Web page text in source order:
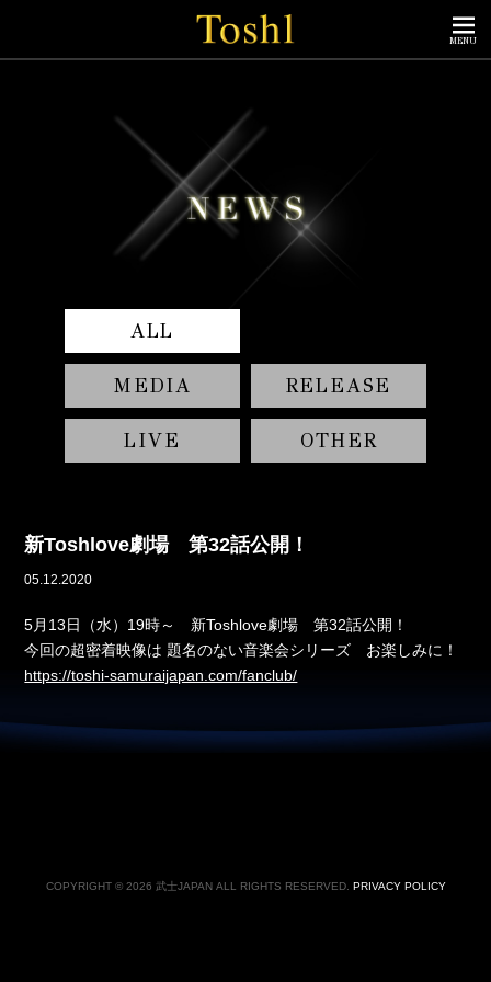
MENU
ALL
MEDIA RELEASE
LIVE OTHER
新Toshlove劇場 第32話公開！
05.12.2020
5月13日（水）19時～ 新Toshlove劇場 第32話公開！
今回の超密着映像は 題名のない音楽会シリーズ お楽しみに！
https://toshi-samuraijapan.com/fanclub/
COPYRIGHT © 2026 武士JAPAN ALL RIGHTS RESERVED. PRIVACY POLICY